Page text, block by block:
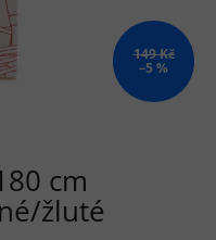
149 Kč
–5 %
cm
žluté